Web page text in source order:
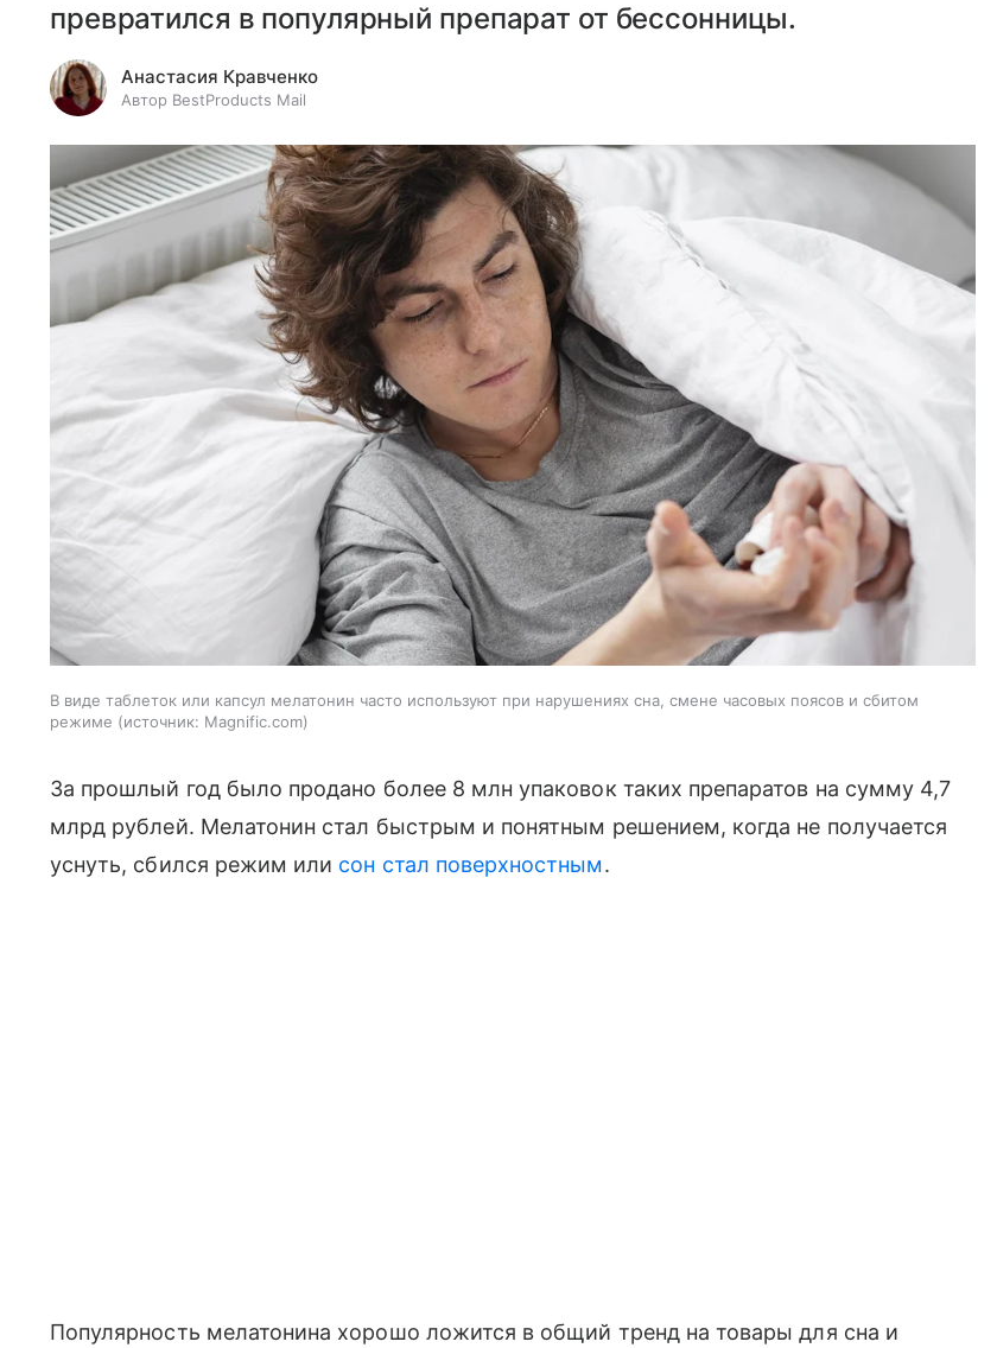
превратился в популярный препарат от бессонницы.
Анастасия Кравченко
Автор BestProducts Mail
В виде таблеток или капсул мелатонин часто используют при нарушениях сна, смене часовых поясов и сбитом
режиме
источник: Magnific.com
За прошлый год было продано более 8 млн упаковок таких препаратов на сумму 4,7
млрд рублей. Мелатонин стал быстрым и понятным решением, когда не получается
уснуть, сбился режим или сон стал поверхностным.
Популярность мелатонина хорошо ложится в общий тренд на товары для сна и